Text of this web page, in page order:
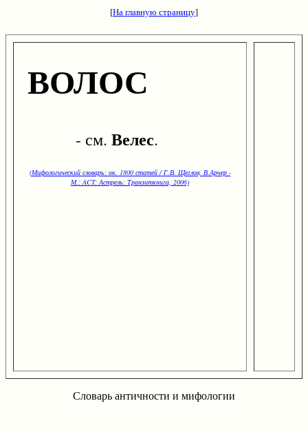
[На главную страницу]
ВОЛОС
- см. Велес.
(Мифологический словарь: ок. 1800 статей / Г.В. Щеглов, В.Арчер -
М.: ACT: Астрель: Транзиткнига, 2006)
Словарь античности и мифологии